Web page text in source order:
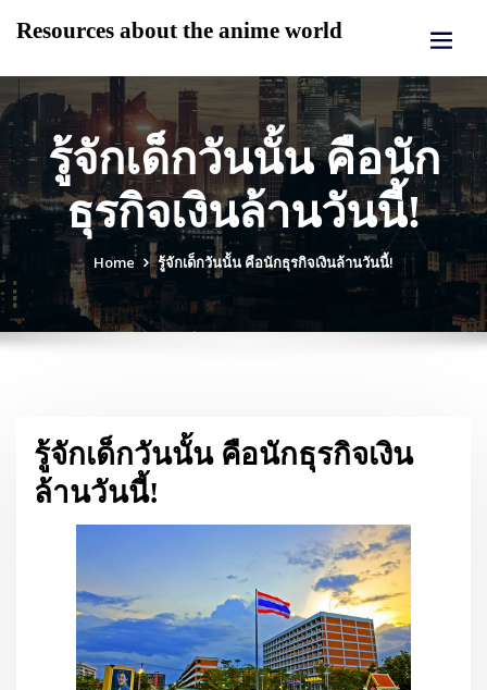
Resources about the anime world
รู้จักเด็กวันนั้น คือนัก
ธุรกิจเงินล้านวันนี้!
Home รู้จักเด็กวันนั้น คือนักธุรกิจเงินล้านวันนี้!
รู้จักเด็กวันนั้น คือนักธุรกิจเงิน
ล้านวันนี้!